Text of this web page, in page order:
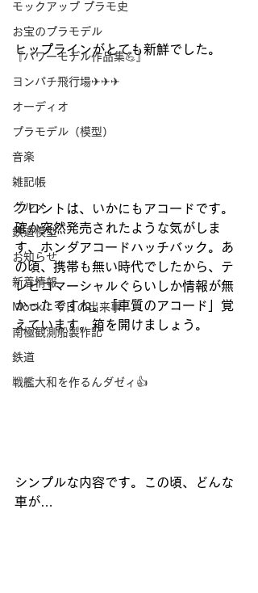
モックアップ プラモ史
お宝のプラモデル
『パワーモデル作品集💪』
ヨンパチ飛行場✈✈✈
オーディオ
プラモデル（模型）
音楽
雑記帳
グルメ
鉄道模型
お知らせ
新着情報
Mock!! 今日の出来事
南極観測船製作記
鉄道
戦艦大和を作るんダゼィ👍
ヒップラインがとても新鮮でした。
フロントは、いかにもアコードです。
確か突然発売されたような気がしま
す、ホンダアコードハッチバック。あ
の頃、携帯も無い時代でしたから、テ
レビコマーシャルぐらいしか情報が無
かったですね。「車質のアコード」覚
えています。箱を開けましょう。
シンプルな内容です。この頃、どんな
車が…